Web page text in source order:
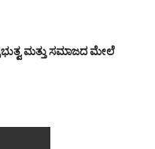
ಮತ್ತು ಸಮಾಜದ ಮೇಲೆ